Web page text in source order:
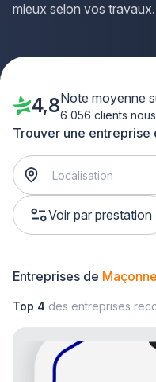
mieux selon vos travaux.
Trouver une entreprise
Voir par prestation
4,8Note moyenne
6 056 clients
Entreprises de
Top 4 des entreprises